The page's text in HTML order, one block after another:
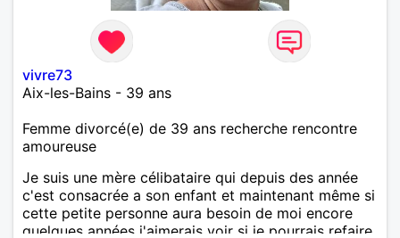
vivre73
Aix-les-Bains - 39 ans
Femme divorcé(e) de 39 ans recherche rencontre
amoureuse
Je suis une mère célibataire qui depuis des année
c'est consacrée a son enfant et maintenant même si
cette petite personne aura besoin de moi encore
quelques années j'aimerais voir si je pourrais refaire